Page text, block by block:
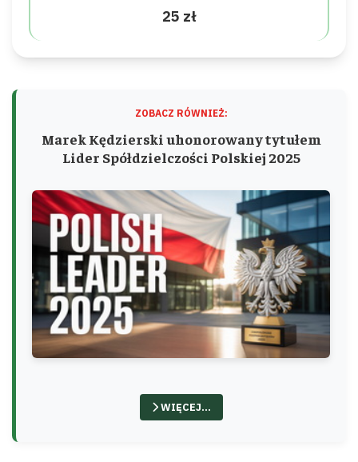
25 zł
ZOBACZ RÓWNIEŻ:
Marek Kędzierski uhonorowany tytułem
Lider Spółdzielczości Polskiej 2025
WIĘCEJ…